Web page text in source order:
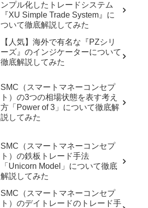
ンプル化したトレードシステム
『XU Simple Trade System』に
ついて徹底解説してみた
【人気】海外で有名な『PZシリ
ーズ』のインジケーターについて
徹底解説してみた
SMC（スマートマネーコンセプ
ト）の3つの相場状態を表す考え
方「Power of 3」について徹底解
説してみた
SMC（スマートマネーコンセプ
ト）の鉄板トレード手法
「Unicorn Model」について徹底
解説してみた
SMC（スマートマネーコンセプ
ト）のデイトレードのトレード手